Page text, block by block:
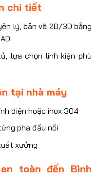
chi tiết
lý, bản vẽ 2D/3D bằng
lựa chọn linh kiện phù
tại nhà máy
điện hoặc inox 304
pha đấu nối
xưởng
toàn đến Bình